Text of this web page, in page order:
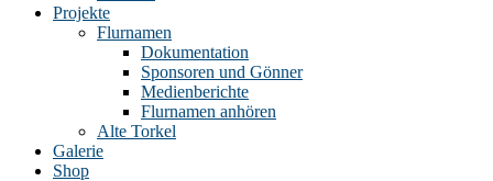
Projekte
Flurnamen
Dokumentation
Sponsoren und Gönner
Medienberichte
Flurnamen anhören
Alte Torkel
Galerie
Shop